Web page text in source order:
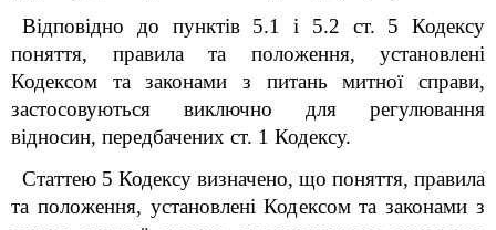
Відповідно до пунктів 5.1 і 5.2 ст. 5 Кодексу
поняття, правила та положення, установлені
Кодексом та законами з питань митної справи,
застосовуються виключно для регулювання
відносин, передбачених ст. 1 Кодексу.
Статтею 5 Кодексу визначено, що поняття, правила
та положення, установлені Кодексом та законами з